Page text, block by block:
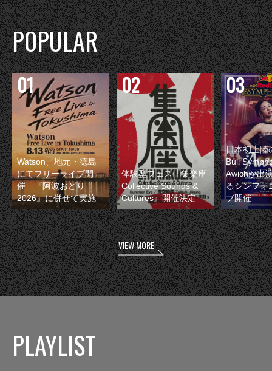
POPULAR
Watson、地元・徳島
にてフリーライブ開
催 『阿波おどり
2026』に併せて実施
体験型フェス『集楽座
Collective Sounds &
Cultures』開催決定
日本初上陸
Bull
Awichが出
るシンフォ
ブ開催
VIEW MORE
PLAYLIST